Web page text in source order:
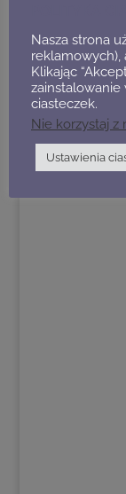
Nasza strona
reklamowych),
Klikając
zainstalowanie
ciasteczek.
Nie korzystaj z
Ustawienia